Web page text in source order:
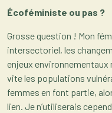
Écoféministe ou pas ?
Grosse question ! Mon
intersectoriel, les
enjeux
vite les populations
femmes en font partie,
lien. Je n’utiliserais